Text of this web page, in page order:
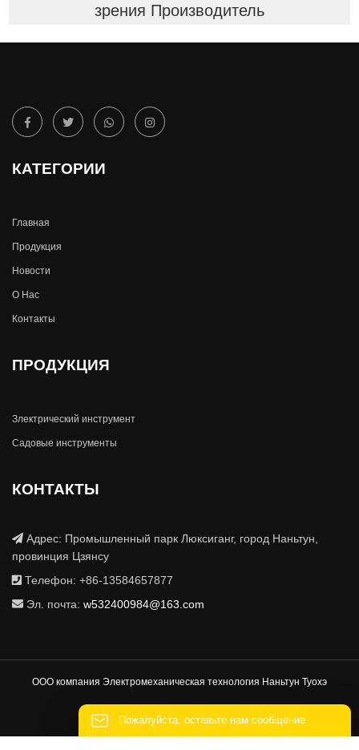
зрения Производитель
КАТЕГОРИИ
Главная
Продукция
Новости
О Hас
Контакты
ПРОДУКЦИЯ
Злектрический инструмент
Садовые инструменты
КОНТАКТЫ
Адрес: Промышленный парк Люксиганг, город Наньтун,
провинция Цзянсу
Телефон: +86-13584657877
Эл. почта: w532400984@163.com
ООО компания Электромеханическая технология Наньтун Туохэ
Пожалуйста, оставьте нам сообщение